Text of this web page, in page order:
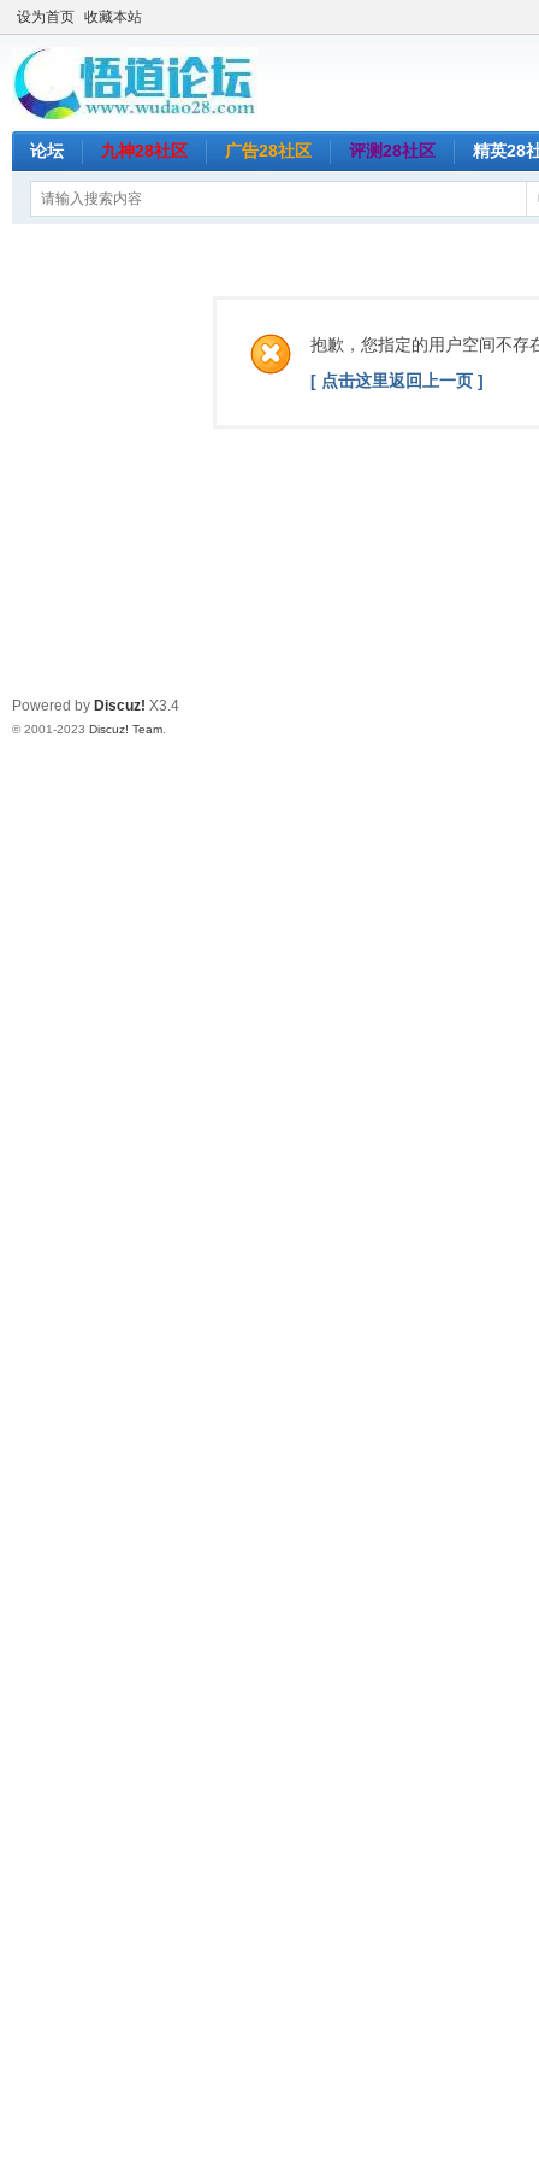
设为首页 收藏本站
论坛 九神28社区 广告28社区 评测28社区 精英28
抱歉，您指定的用户空间不存
[ 点击这里返回上一页 ]
Powered by Discuz! X3.4
© 2001-2023 Discuz! Team